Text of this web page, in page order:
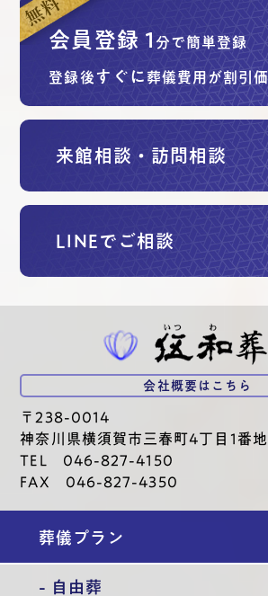
会員登録 1 分で簡単登録
登録後すぐに 葬儀費用が割引
来館相談・訪問相談
LINEでご相談
会社概要は こちら
〒238-0014
神奈川県横須賀市三春町4丁目1番地
TEL 046-827-4150
FAX 046-827-4350
葬儀プラン
- 自由葬